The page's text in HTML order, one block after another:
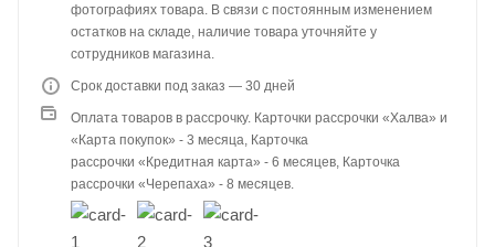
фотографиях товара. В связи с постоянным изменением
остатков на складе, наличие товара уточняйте у
сотрудников магазина.
Срок доставки под заказ — 30 дней
Оплата товаров в рассрочку. Карточки рассрочки «Халва» и
«Карта покупок» - 3 месяца, Карточка
рассрочки «Кредитная карта» - 6 месяцев, Карточка
рассрочки «Черепаха» - 8 месяцев.